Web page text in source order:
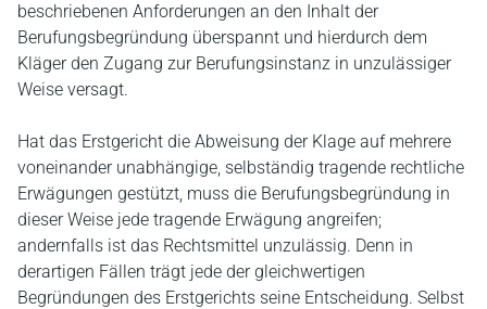
beschriebenen Anforderungen an den Inhalt der
Berufungsbegründung überspannt und hierdurch dem
Kläger den Zugang zur Berufungsinstanz in unzulässiger
Weise versagt.
Hat das Erstgericht die Abweisung der Klage auf mehrere
voneinander unabhängige, selbständig tragende rechtliche
Erwägungen gestützt, muss die Berufungsbegründung in
dieser Weise jede tragende Erwägung angreifen;
andernfalls ist das Rechtsmittel unzulässig. Denn in
derartigen Fällen trägt jede der gleichwertigen
Begründungen des Erstgerichts seine Entscheidung. Selbst